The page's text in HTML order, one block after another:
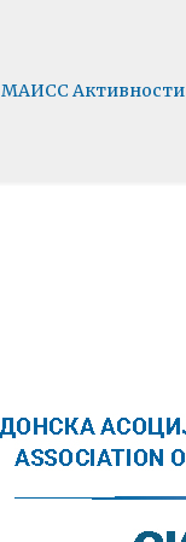
МАИСС Активности